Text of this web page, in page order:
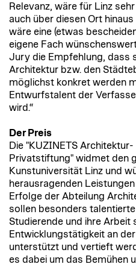
Relevanz, wäre für Linz
auch über diesen Ort
wäre eine (etwas
eigene Fach
Jury die Empfehlung, dass
Architektur bzw. den
möglichst konkret werden
Entwurfstalent der
wird.“
Der Preis
Die "KUZINETS
Privatstiftung" widmet den
Kunstuniversität Linz und
herausragenden
Erfolge der Abteilung
sollen besonders
Studierende und ihre Arbeit
Entwicklungstätigkeit an
unterstützt und vertieft
es dabei um das Bemühen